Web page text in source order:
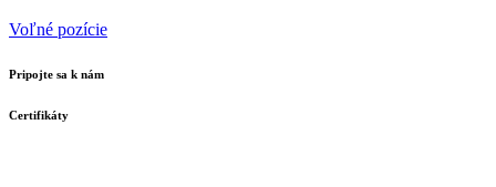
Voľné pozície
Pripojte sa k nám
Certifikáty